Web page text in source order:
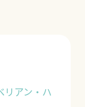
リアン・ハ